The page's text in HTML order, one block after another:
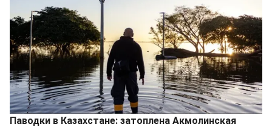
Паводки в Казахстане: затоплена Акмолинская